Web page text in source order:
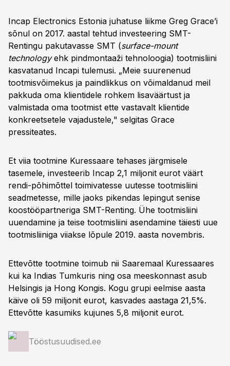
Incap Electronics Estonia juhatuse liikme Greg Grace’i
sõnul on 2017. aastal tehtud investeering SMT-
Rentingu pakutavasse SMT (surface-mount
technologyehk pindmontaaži tehnoloogia) tootmisliini
kasvatanud Incapi tulemusi. „Meie suurenenud
tootmisvõimekus ja paindlikkus on võimaldanud meil
pakkuda oma klientidele rohkem lisaväärtust ja
valmistada oma tootmist ette vastavalt klientide
konkreetsetele vajadustele," selgitas Grace
pressiteates.
Et viia tootmine Kuressaare tehases järgmisele
tasemele, investeerib Incap 2,1 miljonit eurot väärt
rendi-põhimõttel toimivatesse uutesse tootmisliini
seadmetesse, mille jaoks pikendas lepingut senise
koostööpartneriga SMT-Renting. Ühe tootmisliini
uuendamine ja teise tootmisliini asendamine täiesti uue
tootmisliiniga viiakse lõpule 2019. aasta novembris.
Ettevõtte tootmine toimub nii Saaremaal Kuressaares
kui ka Indias Tumkuris ning osa meeskonnast asub
Helsingis ja Hong Kongis. Kogu grupi eelmise aasta
käive oli 59 miljonit eurot, kasvades aastaga 21,5%.
Ettevõtte kasumiks kujunes 5,8 miljonit eurot.
Tööstusuudised.ee